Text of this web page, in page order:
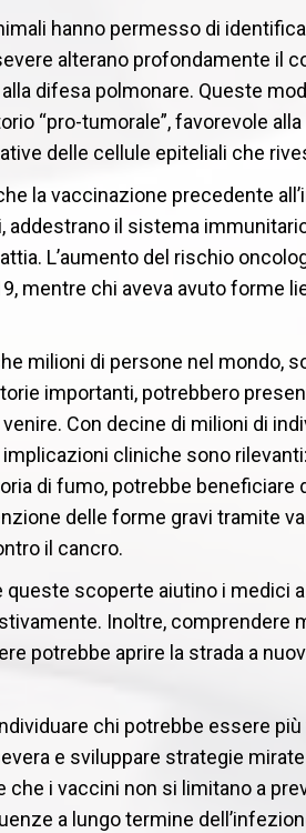
hanno permesso di
alterano profondamente il
difesa polmonare. Queste
“pro-tumorale”, favorevole
delle cellule epiteliali che
la vaccinazione precedente
addestrano il sistema
L’aumento del rischio
mentre chi aveva avuto forme
milioni di persone nel mondo,
importanti, potrebbero
Con decine di milioni di
cliniche sono
di fumo, potrebbe beneficiare
delle forme gravi tramite
il cancro.
queste scoperte aiutino i medici
Inoltre, comprendere
potrebbe aprire la strada a
chi potrebbe essere
e sviluppare strategie
i vaccini non si limitano a
a lungo termine